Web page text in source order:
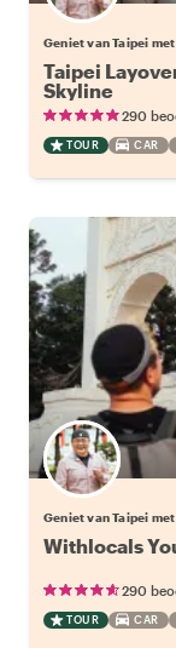
Geniet van Taipei
Taipei
Skyline
290
TOUR CAR
Geniet van Taipei
Withlocals
290
TOUR CAR